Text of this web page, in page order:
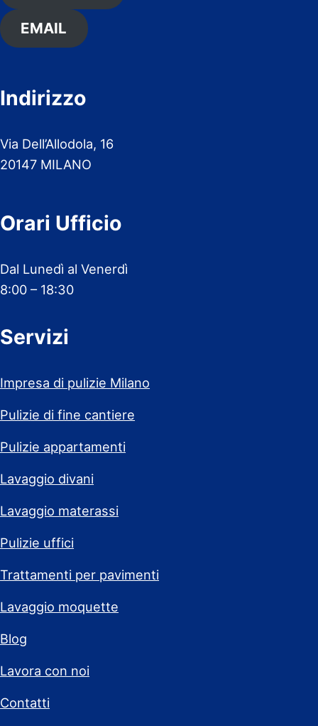
EMAIL
Indirizzo
Via Dell’Allodola, 16
20147 MILANO
Orari Ufficio
Dal Lunedì al Venerdì
8:00 – 18:30
Servizi
Impresa di pulizie Milano
Pulizie di fine cantiere
Pulizie appartamenti
Lavaggio divani
Lavaggio materassi
Pulizie uffici
Trattamenti per pavimenti
Lavaggio moquette
Blog
Lavora con noi
Contatti